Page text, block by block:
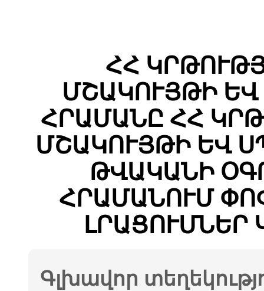
ՀՀ
ՄՇԱԿՈՒՅԹԻ
ՀՐԱՄԱՆԸ ՀՀ
ՄՇԱԿՈՒՅԹԻ ԵՎ
ԹՎԱԿԱՆԻ
ՀՐԱՄԱՆՈՒՄ
ԼՐԱՑՈՒՄՆԵՐ
Գլխավոր